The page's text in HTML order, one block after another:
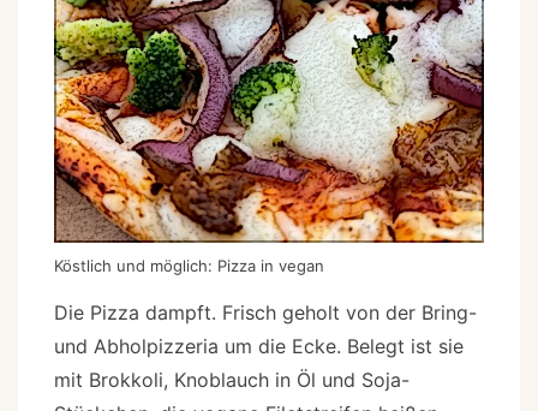
Köstlich und möglich: Pizza in vegan
Die Pizza dampft. Frisch geholt von der Bring-
und Abholpizzeria um die Ecke. Belegt ist sie
mit Brokkoli, Knoblauch in Öl und Soja-